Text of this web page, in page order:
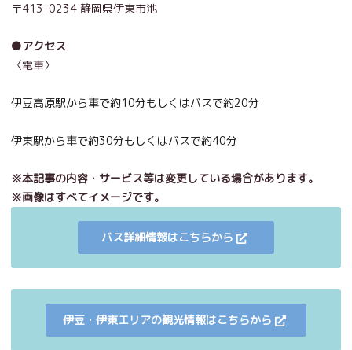
〒413-0234 静岡県伊東市池
●アクセス
〈電車〉
伊豆高原駅から車で約10分もしくはバスで約20分
伊東駅から車で約30分もしくはバスで約40分
※本記事の内容・サービス等は変更している場合があります。
※画像はすべてイメージです。
バス詳細情報はこちらから
伊豆・伊東エリアの観光情報はこちらから